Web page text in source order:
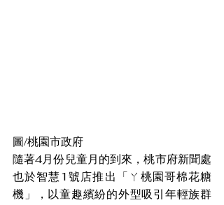
圖/桃園市政府
隨著4月份兒童月的到來，桃市府新聞處
也於智慧1號店推出「ㄚ桃園哥棉花糖
機」，以童趣繽紛的外型吸引年輕族群